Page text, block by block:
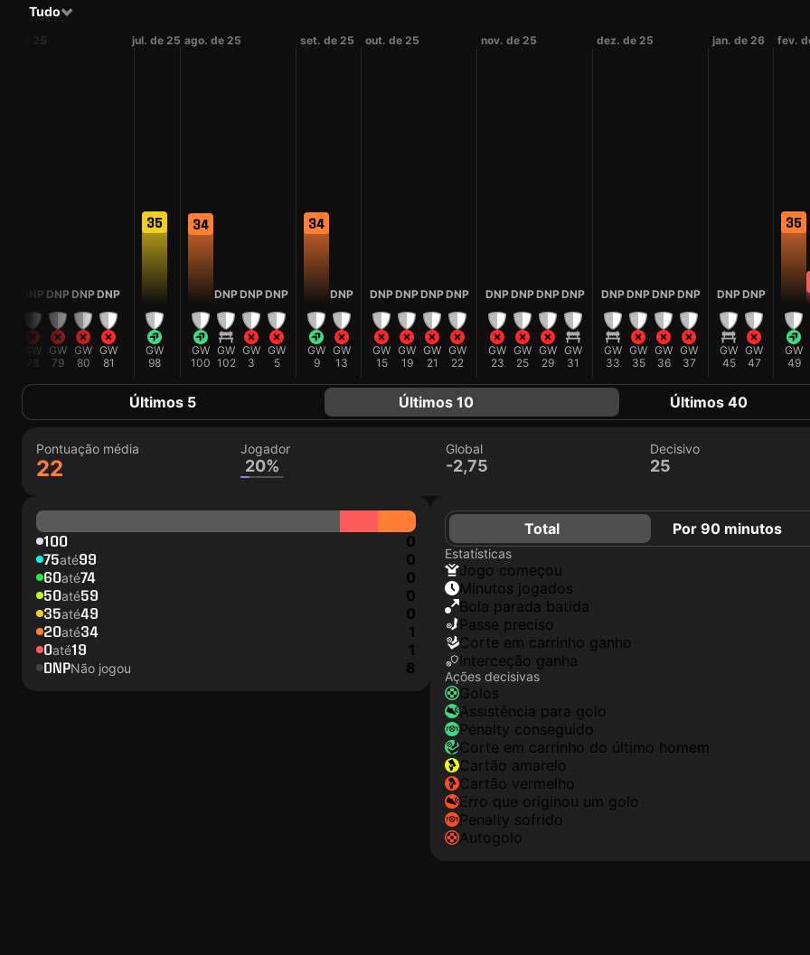
Tudo
de 25
DNP
GW
78
DNP
GW
79
DNP
GW
80
DNP
GW
81
jul. de 25
35
GW
98
ago. de 25
34
GW
100
DNP
GW
102
DNP
GW
3
DNP
GW
5
set. de 25
34
GW
9
DNP
GW
13
out. de 25
DNP
GW
15
DNP
GW
19
DNP
GW
21
DNP
GW
22
nov. de 25
DNP
GW
23
DNP
GW
25
DNP
GW
29
DNP
GW
31
dez. de 25
DNP
GW
33
DNP
GW
35
DNP
GW
36
DNP
GW
37
jan. de 26
DNP
GW
45
DNP
GW
47
fev.
35
GW
49
Últimos 5 Últimos 10 Últimos 40
Pontuação média
22
Jogador
20%
Global
-2,75
Decisivo
25
100 0
75até99 0
60até74 0
50até59 0
35até49 0
20até34 1
0até19 1
DNPNão jogou 8
Total Por 90 minutos
Estatísticas
jogo começou
minutos jogados
Bola parada batida
passe preciso
corte em carrinho ganho
interceção ganha
Ações decisivas
golos
assistência para golo
penalty conseguido
corte em carrinho do último homem
cartão amarelo
cartão vermelho
erro que originou um golo
penalty sofrido
autogolo